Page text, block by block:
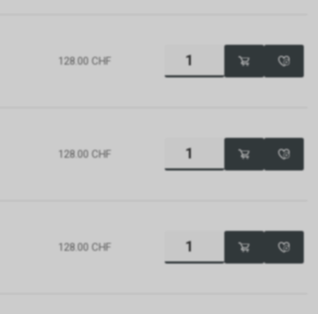
128.00 CHF
128.00 CHF
128.00 CHF
4, Irland,
von uns